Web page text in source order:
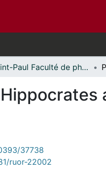
Saint-Paul Faculté de philosophie - Mémoires // Saint Paul Faculty of Philosophy - Research Papers
37738
ruor-22002